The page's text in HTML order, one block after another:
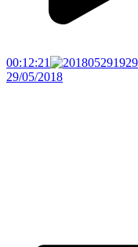
00:12:21
29/05/2018